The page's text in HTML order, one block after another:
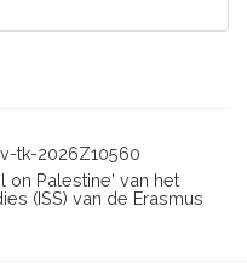
tk-2026Z10560
on Palestine' van het
(ISS) van de Erasmus